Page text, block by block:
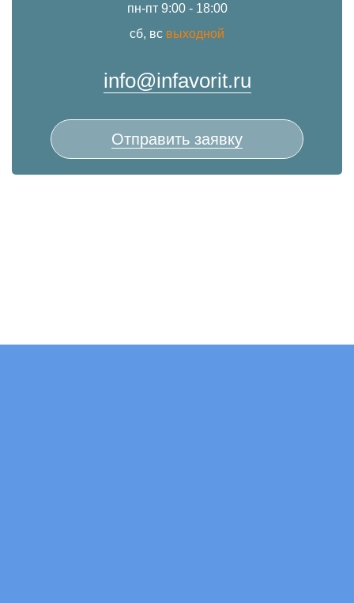
пн-пт 9:00 - 18:00
сб, вс выходной
info@infavorit.ru
Отправить заявку